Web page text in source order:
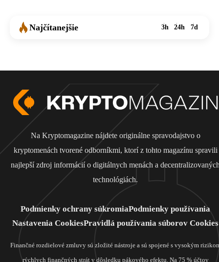
Najčítanejšie 3h 24h 7d
Na Kryptomagazine nájdete originálne spravodajstvo o
kryptomenách tvorené odborníkmi, ktorí z tohto magazínu spravili
najlepší zdroj informácií o digitálnych menách a
technológiách.
Podmienky ochrany súkromiaPodmienky používania
Nastavenia CookiesPravidlá používania súborov Cookies
Finančné rozdielové zmluvy sú zložité nástroje a sú spojené s vysokým
rýchlych finančných strát v dôsledku pákového efektu. Na 75 % účtov